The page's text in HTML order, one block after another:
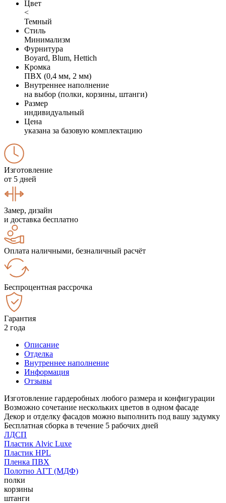
Цвет
<
Темный
Стиль
Минимализм
Фурнитура
Boyard, Blum, Hettich
Кромка
ПВХ (0,4 мм, 2 мм)
Внутреннее наполнение
на выбор (полки, корзины, штанги)
Размер
индивидуальный
Цена
указана за базовую комплектацию
Изготовление
от 5 дней
Замер, дизайн
и доставка бесплатно
Оплата наличными, безналичный расчёт
Беспроцентная рассрочка
Гарантия
2 года
Описание
Отделка
Внутреннее наполнение
Информация
Отзывы
Изготовление гардеробных любого размера и конфигурации
Возможно сочетание нескольких цветов в одном фасаде
Декор и отделку фасадов можно выполнить под вашу задумку
Бесплатная сборка в течение 5 рабочих дней
ЛДСП
Пластик Alvic Luxe
Пластик HPL
Пленка ПВХ
Полотно АГТ (МДФ)
полки
корзины
штанги